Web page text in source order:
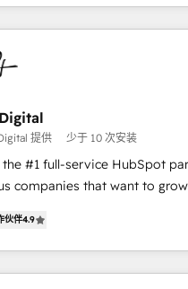
powered by
We produce award-winning
Technical Expertise
🏆2022 Technical
Platform Migration
Elite Solutions Partner
HubSpot Impact Award
Enablement HubSpot Impact
Design HubSpot Impact
Design Agency of the
HubSpot Impact
提供 少于 10 次安装
the #1 full-service HubSpot
companies that want to
a new website to lead
we do it all (and with
伙伴4.9